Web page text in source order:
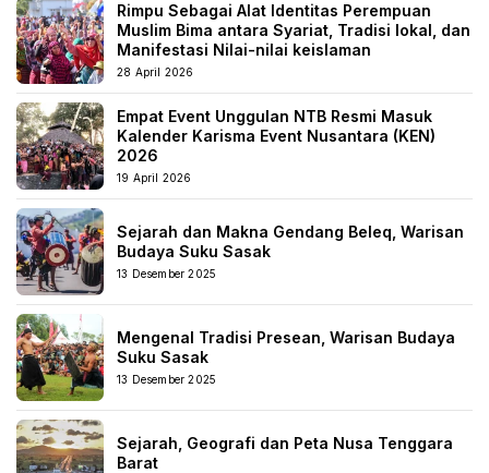
Rimpu Sebagai Alat Identitas Perempuan
Muslim Bima antara Syariat, Tradisi lokal, dan
Manifestasi Nilai-nilai keislaman
28 April 2026
Empat Event Unggulan NTB Resmi Masuk
Kalender Karisma Event Nusantara (KEN)
2026
19 April 2026
Sejarah dan Makna Gendang Beleq, Warisan
Budaya Suku Sasak
13 Desember 2025
Mengenal Tradisi Presean, Warisan Budaya
Suku Sasak
13 Desember 2025
Sejarah, Geografi dan Peta Nusa Tenggara
Barat